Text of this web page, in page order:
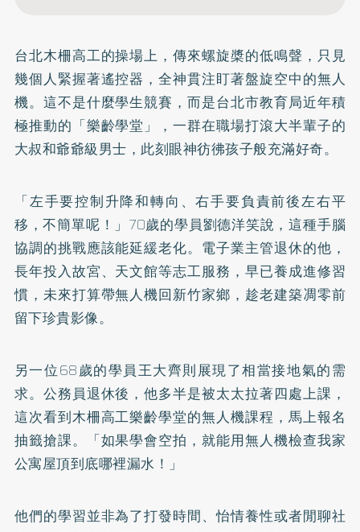
台北木柵高工的操場上，傳來螺旋槳的低鳴聲，只見
幾個人緊握著遙控器，全神貫注盯著盤旋空中的無人
機。這不是什麼學生競賽，而是台北市教育局近年積
極推動的「樂齡學堂」，一群在職場打滾大半輩子的
大叔和爺爺級男士，此刻眼神彷彿孩子般充滿好奇。
「左手要控制升降和轉向、右手要負責前後左右平
移，不簡單呢！」70歲的學員劉德洋笑說，這種手腦
協調的挑戰應該能延緩老化。電子業主管退休的他，
長年投入故宮、天文館等志工服務，早已養成進修習
慣，未來打算帶無人機回新竹家鄉，趁老建築凋零前
留下珍貴影像。
另一位68歲的學員王大齊則展現了相當接地氣的需
求。公務員退休後，他多半是被太太拉著四處上課，
這次看到木柵高工樂齡學堂的無人機課程，馬上報名
抽籤搶課。「如果學會空拍，就能用無人機檢查我家
公寓屋頂到底哪裡漏水！」
他們的學習並非為了打發時間、怡情養性或者閒聊社